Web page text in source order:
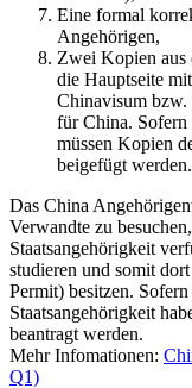
Eine formal
Angehörigen,
Zwei Kopien aus
die Hauptseite
Chinavisum bzw.
für China. Sofern
müssen Kopien
beigefügt werden.
Das China
Verwandte zu
Staatsangehörigkeit
studieren und somit
Permit) besitzen.
Staatsangehörigkeit
beantragt werden.
Mehr Infomationen:
Q1)